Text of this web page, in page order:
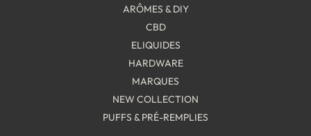
ARÔMES & DIY
CBD
ELIQUIDES
HARDWARE
MARQUES
NEW COLLECTION
PUFFS & PRÉ-REMPLIES